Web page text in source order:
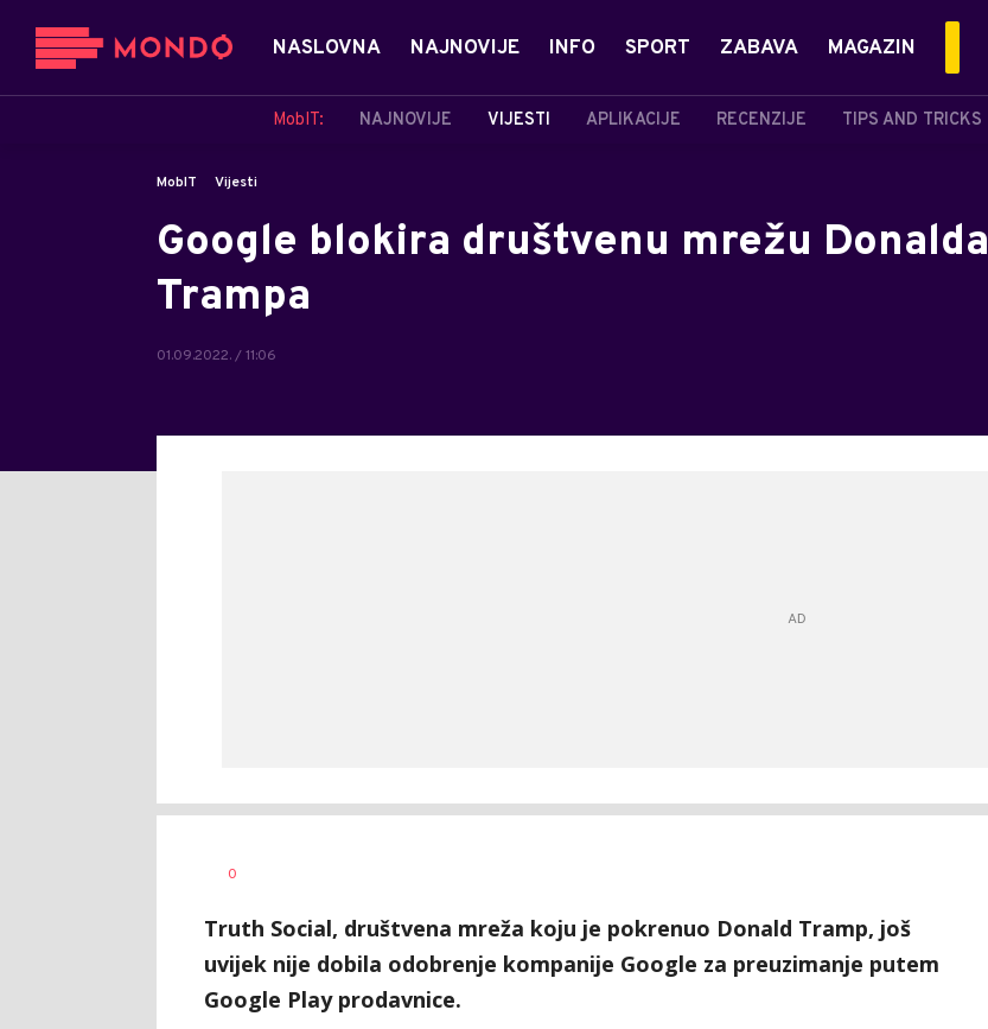
NASLOVNA NAJNOVIJE INFO SPORT ZABAVA MAGAZIN
MobIT: NAJNOVIJE VIJESTI APLIKACIJE RECENZIJE TIPS AND TRICKS
MobIT Vijesti
Google blokira društvenu mrežu Donalda
Trampa
01.09.2022. / 11:06
AUTOR
0
Truth Social, društvena mreža koju je pokrenuo Donald Tramp, još
uvijek nije dobila odobrenje kompanije Google za preuzimanje putem
Google Play prodavnice.